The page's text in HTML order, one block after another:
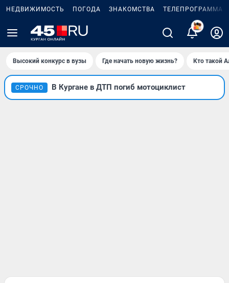
НЕДВИЖИМОСТЬ ПОГОДА ЗНАКОМСТВА ТЕЛЕПРОГРАММА
Высокий конкурс в вузы Где начать новую жизнь? Кто такой
СРОЧНО В Кургане в ДТП погиб мотоциклист